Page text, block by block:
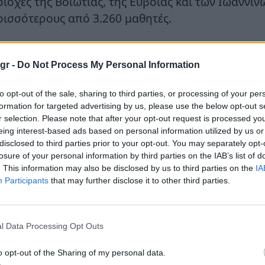
- Do Not Process My Personal Information
opt-out of the sale, sharing to third parties, or processing of your
for targeted advertising by us, please use the below opt-out
selection. Please note that after your opt-out request is processed
interest-based ads based on personal information utilized by us
to third parties prior to your opt-out. You may separately
of your personal information by third parties on the IAB’s list of
This information may also be disclosed by us to third parties on the
Participants that may further disclose it to other third parties.
Data Processing Opt Outs
opt-out of the Sharing of my personal data.
από 3.260 μαθητές.
σχολικές μονάδες βρίσκονται σε
Cenergy Holdings και της ElvalHalcor, όπως η
η Χαλκίδα, τα Οινόφυτα, το Σχηματάρι,
πλαίσιο του προγράμματος παρέχονται:
Εκτενής εργαστηριακός εξοπλισμός,
εκπαιδευτικού
Σύγχρονος εξοπλισμός υποδομής, φύλαξης και
Δυνατότητα αξιοποίησης του εξοπλισμού και
χρόνο να αυξάνονται οι ωφελούμενοι μαθητές.
ότι οι εταιρίες ElvalHalcor και
σε συνεργασία με το Ίδρυμα
εξοπλισμού εργαστηρίων φυσικών